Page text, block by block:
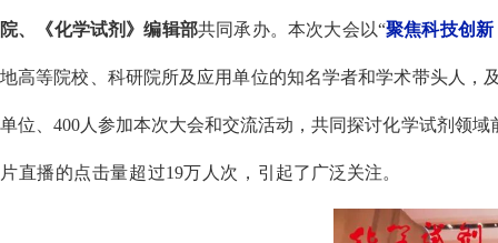
院、《化学试剂》编辑部共同承办。本次大会以“聚焦科技创
地高等院校、科研院所及应用单位的知名学者和学术带头人
单位、400 人参加本次大会和交流活动，共同探讨化学试剂领
片直播的点击量超过19万人次，引 起了广泛关注。